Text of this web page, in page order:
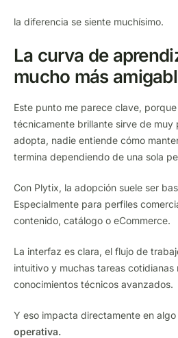
la diferencia se siente muchísimo.
La curva de
mucho más
Este punto me parece clave,
técnicamente brillante sirve de muy
adopta, nadie entiende cómo
termina dependiendo de una sola
Con Plytix, la adopción suele ser
Especialmente para perfiles
contenido, catálogo o eCommerce.
La interfaz es clara, el flujo de
intuitivo y muchas tareas cotidianas
conocimientos técnicos avanzados.
Y eso impacta directamente en
operativa.